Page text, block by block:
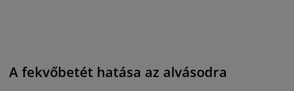
A fekvőbetét hatása az alvásodra